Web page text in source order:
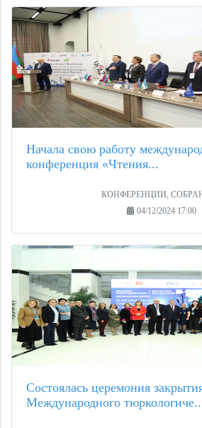
Начала свою работу
конференция «Чтения...
КОНФЕРЕНЦИИ,
04/12/2024 17:00
Состоялась церемония
Международного